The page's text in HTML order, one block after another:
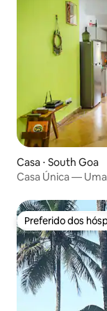
Casa ⋅ South Goa
Casa Única —
Preferido dos
Preferido dos